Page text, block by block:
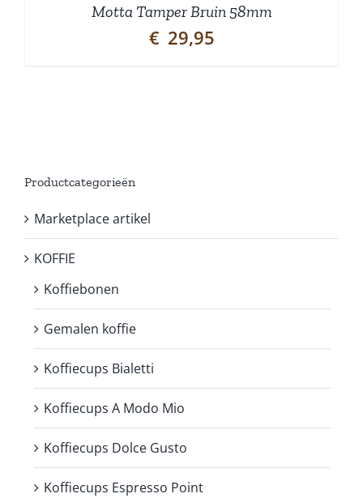
Motta Tamper Bruin 58mm
€ 29,95
Productcategorieën
Marketplace artikel
KOFFIE
Koffiebonen
Gemalen koffie
Koffiecups Bialetti
Koffiecups A Modo Mio
Koffiecups Dolce Gusto
Koffiecups Espresso Point